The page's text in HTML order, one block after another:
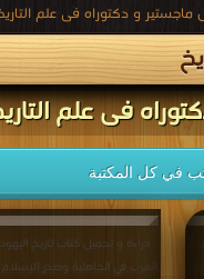
و دكتوراه فى علم
فى علم
في كل المكتبة
قراءة و تحميل كتاب تاريخ اليهود
العرب في الجاهلية وصدر الإسلام